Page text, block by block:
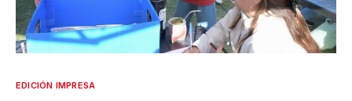
EDICIÓN IMPRESA